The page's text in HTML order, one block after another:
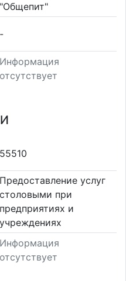
"Общепит"
-
Информация
отсутствует
55510
Предоставление услуг
столовыми при
предприятиях и
учреждениях
Информация
отсутствует